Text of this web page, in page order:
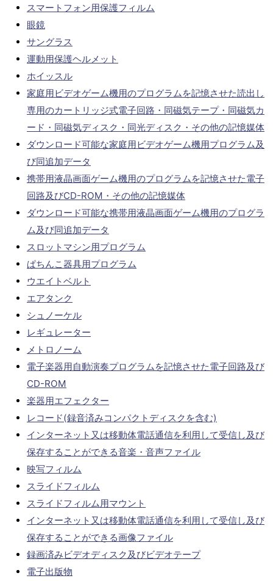
スマートフォン用保護フィルム
眼鏡
サングラス
運動用保護ヘルメット
ホイッスル
家庭用ビデオゲーム機用のプログラムを記憶させた読出し
専用のカートリッジ式電子回路・同磁気テープ・同磁気カ
ード・同磁気ディスク・同光ディスク・その他の記憶媒体
ダウンロード可能な家庭用ビデオゲーム機用プログラム及
び同追加データ
携帯用液晶画面ゲーム機用のプログラムを記憶させた電子
回路及びCD-ROM・その他の記憶媒体
ダウンロード可能な携帯用液晶画面ゲーム機用のプログラ
ム及び同追加データ
スロットマシン用プログラム
ぱちんこ器具用プログラム
ウエイトベルト
エアタンク
シュノーケル
レギュレーター
メトロノーム
電子楽器用自動演奏プログラムを記憶させた電子回路及び
CD-ROM
楽器用エフェクター
レコード(録音済みコンパクトディスクを含む)
インターネット又は移動体電話通信を利用して受信し及び
保存することができる音楽・音声ファイル
映写フィルム
スライドフィルム
スライドフィルム用マウント
インターネット又は移動体電話通信を利用して受信し及び
保存することができる画像ファイル
録画済みビデオディスク及びビデオテープ
電子出版物